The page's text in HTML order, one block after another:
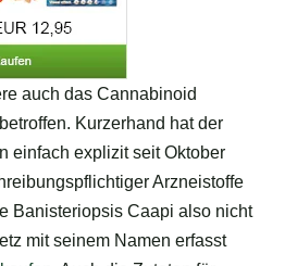
auch das Cannabinoid
Kurzerhand hat der
einfach explizit seit Oktober
Arzneistoffe
Banisteriopsis Caapi also nicht
mit seinem Namen erfasst